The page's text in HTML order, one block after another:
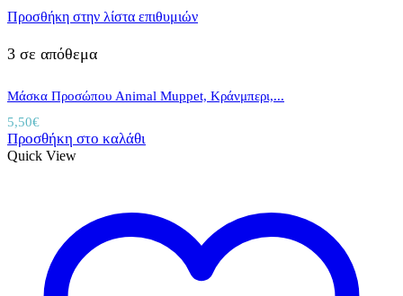
Προσθήκη στην λίστα επιθυμιών
3 σε απόθεμα
Μάσκα Προσώπου Animal Muppet, Κράνμπερι,...
5,50€
Προσθήκη στο καλάθι
Quick View